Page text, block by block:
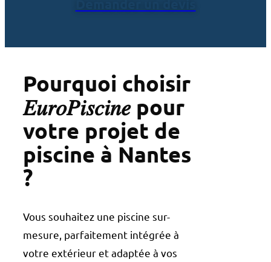
Pourquoi choisir
𝐸𝑢𝑟𝑜𝑃𝑖𝑠𝑐𝑖𝑛𝑒 pour
votre projet de
piscine à Nantes
?
Vous souhaitez une piscine sur-
mesure, parfaitement intégrée à
votre extérieur et adaptée à vos